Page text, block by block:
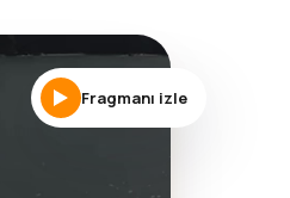
Fragmanı izle